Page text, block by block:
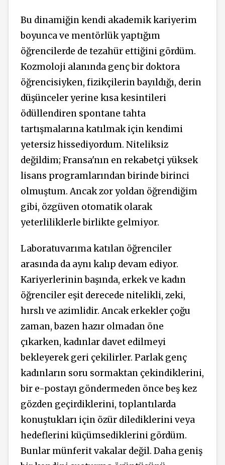
Bu dinamiğin kendi akademik kariyerim
boyunca ve mentörlükyaptığım
öğrencilerde de tezahür ettiğini gördüm.
Kozmoloji alanında genç bir doktora
öğrencisiyken, fizikçilerin bayıldığı, derin
düşünceler yerine kısa kesintileri
ödüllendiren spontane tahta
tartışmalarına katılmak için kendimi
yetersiz hissediyordum. Niteliksiz
değildim; Fransa'nın en rekabetçi yüksek
lisans programlarından birinde birinci
olmuştum. Ancak zor yoldan öğrendiğim
gibi, özgüven otomatik olarak
yeterliliklerle birlikte gelmiyor.
Laboratuvarıma katılan öğrenciler
arasında da aynı kalıp devam ediyor.
Kariyerlerinin başında, erkek ve kadın
öğrenciler eşit derecede nitelikli, zeki,
hırslı ve azimlidir. Ancak erkekler çoğu
zaman, bazen hazır olmadan öne
çıkarken, kadınlar davet edilmeyi
bekleyerek geri çekilirler. Parlak genç
kadınların soru sormaktan çekindiklerini,
bir e-postayı göndermeden önce beş kez
gözden geçirdiklerini, toplantılarda
konuştukları için özür dilediklerini veya
hedeflerini küçümsediklerini gördüm.
Bunlar münferit vakalar değil. Daha geniş